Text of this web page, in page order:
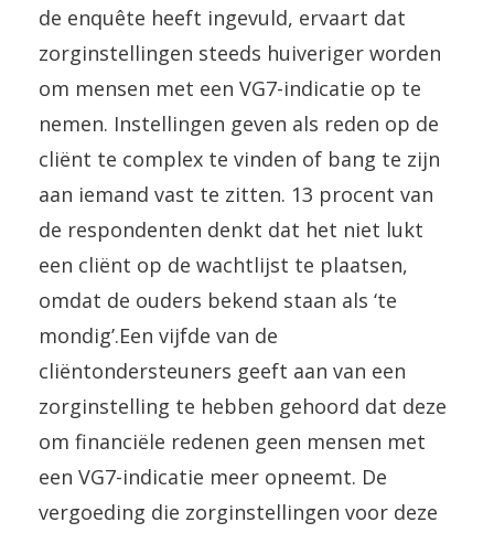
de enquête heeft ingevuld, ervaart dat
zorginstellingen steeds huiveriger worden
om mensen met een VG7-indicatie op te
nemen. Instellingen geven als reden op de
cliënt te complex te vinden of bang te zijn
aan iemand vast te zitten. 13 procent van
de respondenten denkt dat het niet lukt
een cliënt op de wachtlijst te plaatsen,
omdat de ouders bekend staan als ‘te
mondig’.Een vijfde van de
cliëntondersteuners geeft aan van een
zorginstelling te hebben gehoord dat deze
om financiële redenen geen mensen met
een VG7-indicatie meer opneemt. De
vergoeding die zorginstellingen voor deze